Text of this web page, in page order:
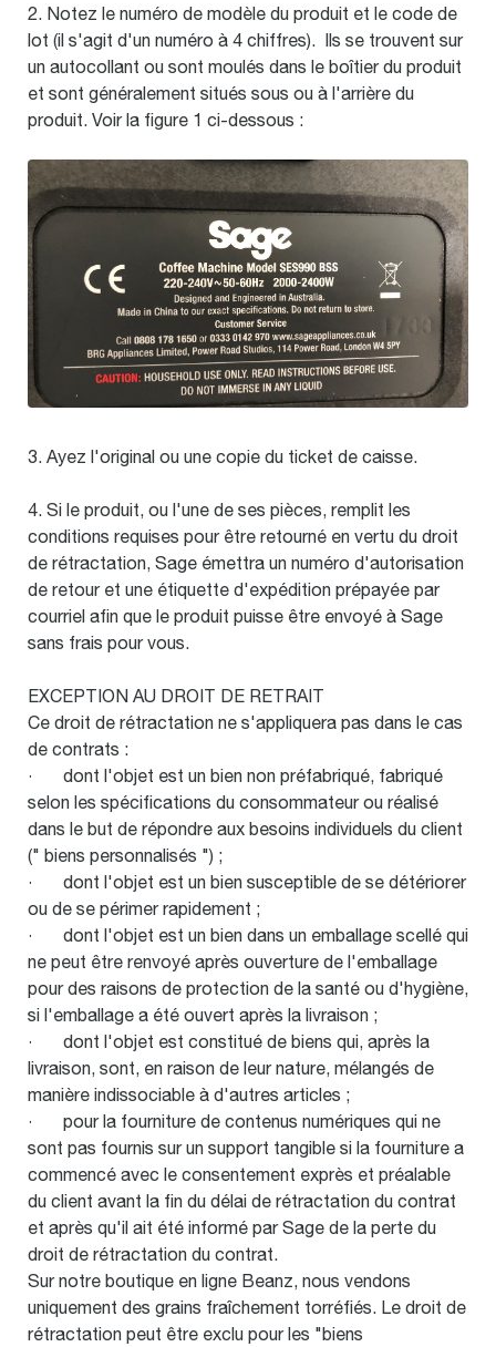
2. Notez le numéro de modèle du produit et le code de
lot (il s'agit d'un numéro à 4 chiffres). Ils se trouvent sur
un autocollant ou sont moulés dans le boîtier du produit
et sont généralement situés sous ou à l'arrière du
produit. Voir la figure 1 ci-dessous :
3. Ayez l'original ou une copie du ticket de caisse.
4. Si le produit, ou l'une de ses pièces, remplit les
conditions requises pour être retourné en vertu du droit
de rétractation, Sage émettra un numéro d'autorisation
de retour et une étiquette d'expédition prépayée par
courriel afin que le produit puisse être envoyé à Sage
sans frais pour vous.
EXCEPTION AU DROIT DE RETRAIT
Ce droit de rétractation ne s'appliquera pas dans le cas
de contrats :
· dont l'objet est un bien non préfabriqué, fabriqué
selon les spécifications du consommateur ou réalisé
dans le but de répondre aux besoins individuels du client
(" biens personnalisés ") ;
· dont l'objet est un bien susceptible de se détériorer
ou de se périmer rapidement ;
· dont l'objet est un bien dans un emballage scellé qui
ne peut être renvoyé après ouverture de l'emballage
pour des raisons de protection de la santé ou d'hygiène,
si l'emballage a été ouvert après la livraison ;
· dont l'objet est constitué de biens qui, après la
livraison, sont, en raison de leur nature, mélangés de
manière indissociable à d'autres articles ;
· pour la fourniture de contenus numériques qui ne
sont pas fournis sur un support tangible si la fourniture a
commencé avec le consentement exprès et préalable
du client avant la fin du délai de rétractation du contrat
et après qu'il ait été informé par Sage de la perte du
droit de rétractation du contrat.
Sur notre boutique en ligne Beanz, nous vendons
uniquement des grains fraîchement torréfiés. Le droit de
rétractation peut être exclu pour les "biens